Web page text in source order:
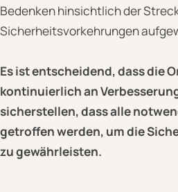
Bedenken hinsichtlich der
Sicherheitsvorkehrungen
Es ist entscheidend, dass die
kontinuierlich an
sicherstellen, dass alle
getroffen werden, um die
zu gewährleisten.